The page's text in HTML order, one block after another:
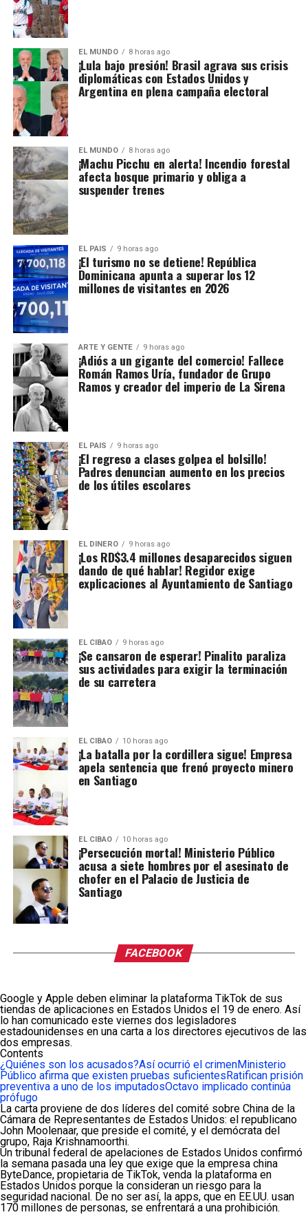
EL MUNDO 8 horas ago
¡Lula bajo presión! Brasil agrava sus crisis
diplomáticas con Estados Unidos y
Argentina en plena campaña electoral
EL MUNDO 8 horas ago
¡Machu Picchu en alerta! Incendio forestal
afecta bosque primario y obliga a
suspender trenes
EL PAIS 9 horas ago
¡El turismo no se detiene! República
Dominicana apunta a superar los 12
millones de visitantes en 2026
ARTE Y GENTE 9 horas ago
¡Adiós a un gigante del comercio! Fallece
Román Ramos Uría, fundador de Grupo
Ramos y creador del imperio de La Sirena
EL PAIS 9 horas ago
¡El regreso a clases golpea el bolsillo!
Padres denuncian aumento en los precios
de los útiles escolares
EL DINERO 9 horas ago
¡Los RD$3.4 millones desaparecidos siguen
dando de qué hablar! Regidor exige
explicaciones al Ayuntamiento de Santiago
EL CIBAO 9 horas ago
¡Se cansaron de esperar! Pinalito paraliza
sus actividades para exigir la terminación
de su carretera
EL CIBAO 10 horas ago
¡La batalla por la cordillera sigue! Empresa
apela sentencia que frenó proyecto minero
en Santiago
EL CIBAO 10 horas ago
¡Persecución mortal! Ministerio Público
acusa a siete hombres por el asesinato de
chofer en el Palacio de Justicia de
Santiago
FACEBOOK
Google y Apple deben eliminar la plataforma TikTok de sus
tiendas de aplicaciones en Estados Unidos el 19 de enero. Así
lo han comunicado este viernes dos legisladores
estadounidenses en una carta a los directores ejecutivos de las
dos empresas.
Contents
¿Quiénes son los acusados?Así ocurrió el crimenMinisterio
Público afirma que existen pruebas suficientes Ratifican prisión
preventiva a uno de los imputadosOctavo implicado continúa
prófugo
La carta proviene de dos líderes del comité sobre China de la
Cámara de Representantes de Estados Unidos: el republicano
John Moolenaar, que preside el comité, y el demócrata del
grupo, Raja Krishnamoorthi.
Un tribunal federal de apelaciones de Estados Unidos confirmó
la semana pasada una ley que exige que la empresa china
ByteDance, propietaria de TikTok, venda la plataforma en
Estados Unidos porque la consideran un riesgo para la
seguridad nacional. De no ser así, la apps, que en EE.UU. usan
170 millones de personas, se enfrentará a una prohibición.